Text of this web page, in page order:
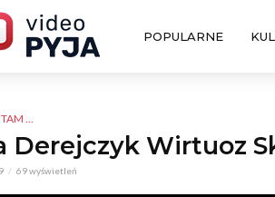
POPULARNE
...
Derejczyk Wirtuoz
69 wyświetleń